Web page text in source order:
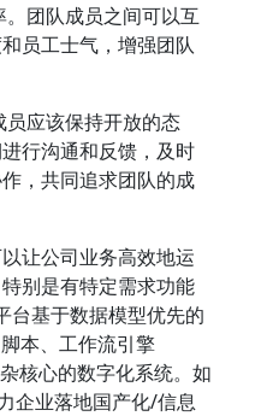
团队成员之间可以互
员工士气，增强团队
应该保持开放的态
行沟通和反馈，及时
，共同追求团队的成
让公司业务高效地运
别是有特定需求功能
台基于数据模型优先的
本、工作流引擎
核心的数字化系统。如
企业落地国产化/信息